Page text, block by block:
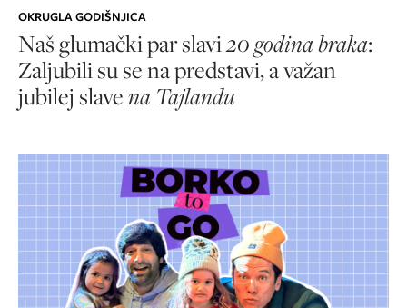
OKRUGLA GODIŠNJICA
Naš glumački par slavi20 godina braka:
Zaljubili su se na predstavi, a važan
jubilej slavena Tajlandu